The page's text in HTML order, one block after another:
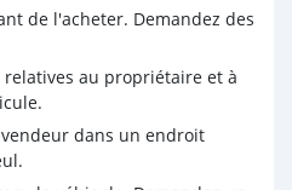
de l'acheter. Demandez des
au propriétaire et à
dans un endroit